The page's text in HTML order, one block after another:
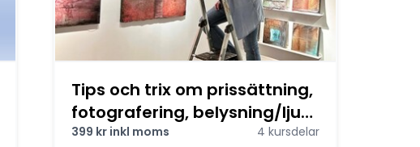
Tips och trix om prissättning,
fotografering, belysning/ljus
och utställningar.
399 kr inkl moms 4 kursdelar